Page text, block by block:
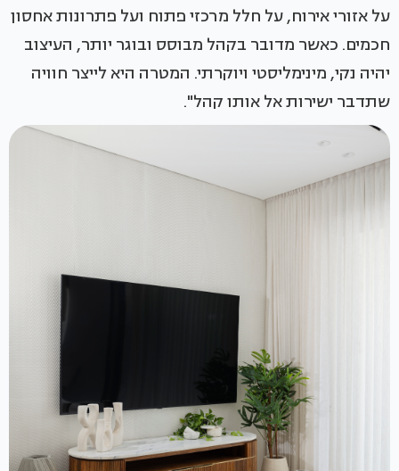
על אזורי אירוח, על חלל מרכזי פתוח ועל פתרונות אחסון
חכמים. כאשר מדובר בקהל מבוסס ובוגר יותר, העיצוב
יהיה נקי, מינימליסטי ויוקרתי. המטרה היא לייצר חוויה
שתדבר ישירות אל אותו קהל".